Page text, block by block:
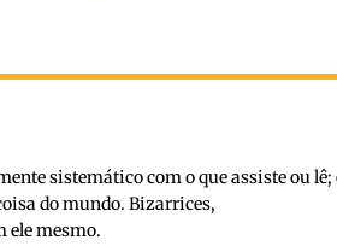
sistemático com o que assiste ou lê;
do mundo. Bizarrices,
ele mesmo.